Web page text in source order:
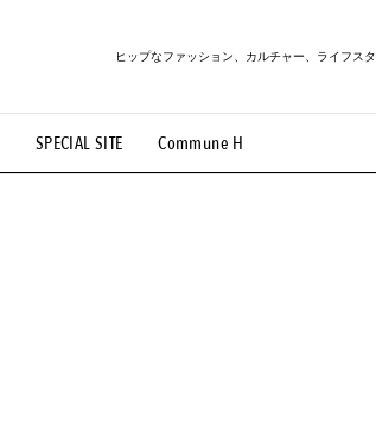
SPECIAL SITE Commune H
ヒップなファッション、カルチャー、ライフス
#路地裏てぃーん。 #MONTHLY JOURNAL
#MOVIE #LIFESTYLE #SNEAKER